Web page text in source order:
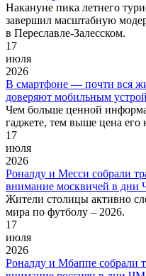
Накануне пика летнего
завершил масштабную
в Переславле-Залесском.
17
июля
2026
В смартфоне — почти вся
доверяют мобильным
Чем больше ценной
гаджете, тем выше цена его
17
июля
2026
Роналду и Месси собрали
внимание москвичей в дни
Жители столицы активно
мира по футболу – 2026.
17
июля
2026
Роналду и Мбаппе собрали